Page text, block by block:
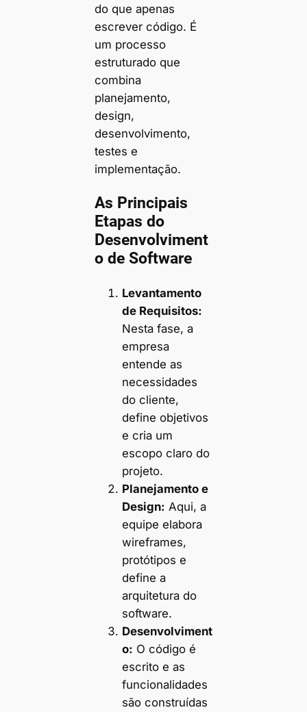
do que apenas
escrever código. É
um processo
estruturado que
combina
planejamento,
design,
desenvolvimento,
testes e
implementação.
As Principais
Etapas do
Desenvolviment
o de Software
Levantamento
de Requisitos:
Nesta fase, a
empresa
entende as
necessidades
do cliente,
define objetivos
e cria um
escopo claro do
projeto.
Planejamento e
Design: Aqui, a
equipe elabora
wireframes,
protótipos e
define a
arquitetura do
software.
Desenvolviment
o: O código é
escrito e as
funcionalidades
são construídas